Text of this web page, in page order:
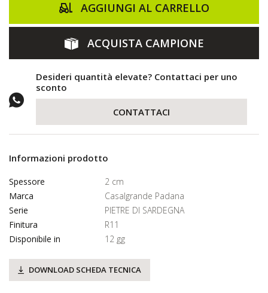
AGGIUNGI AL CARRELLO
ACQUISTA CAMPIONE
Desideri quantità elevate? Contattaci per uno
sconto
CONTATTACI
Informazioni prodotto
Spessore
2 cm
Marca
Casalgrande Padana
Serie
PIETRE DI SARDEGNA
Finitura
R11
Disponibile in
12 gg
DOWNLOAD SCHEDA TECNICA